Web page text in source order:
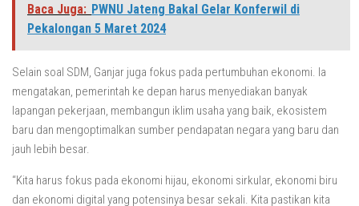
Baca Juga: PWNU Jateng Bakal Gelar Konferwil di
Pekalongan 5 Maret 2024
Selain soal SDM, Ganjar juga fokus pada pertumbuhan ekonomi. Ia
mengatakan, pemerintah ke depan harus menyediakan banyak
lapangan pekerjaan, membangun iklim usaha yang baik, ekosistem
baru dan mengoptimalkan sumber pendapatan negara yang baru dan
jauh lebih besar.
“Kita harus fokus pada ekonomi hijau, ekonomi sirkular, ekonomi biru
dan ekonomi digital yang potensinya besar sekali. Kita pastikan kita